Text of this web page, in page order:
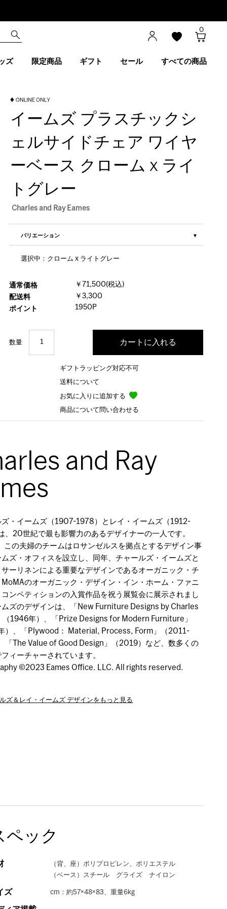
0
ズ 限定商品 ギフト セール すべての商品
イームズ プラスチックシ
ェルサイドチェア ワイヤ
ーベース クローム x ライ
トグレー
Charles and Ray Eames
バリエーション
選択中：クローム x ライトグレー
通常価格
￥71,500(税込)
配送料
￥3,300
ポイント
1950P
数量
ギフトラッピング対応不可
送料について
お気に入りに追加する
商品について問い合わせる
and Ray
ズ・イームズ（1907-1978）とレイ・イームズ（1912-
、20世紀で最も影響力のあるデザイナーの一人です。
この夫婦のチームはロサンゼルスを拠点とするデザイン事
ズ・オフィスを設立し、同年、チャールズ・イームズと
サーリネンによる重要なデザインであるオーガニック・チ
MoMAのオーガニック・デザイン・イン・ホーム・ファニ
コンペティションの入賞作品を祝う展覧会に展示されまし
ムズのデザインは、「New Furniture Designs by Charles
（1946年）、「Prize Designs for Modern Furniture」
）、「Plywood： Material, Process, Form」（2011-
「The Value of Good Design」（2019）など、数多くの
ィーチャーされています。
©2023 Eames Office. LLC. All rights reserved.
ズ＆レイ・イームズ デザインをもっと見る
ペック
（背、座）ポリプロピレン、ポリエステル
（ベース）スチール グライズ ナイロン
ズ cm：約57×48×83、重量6kg